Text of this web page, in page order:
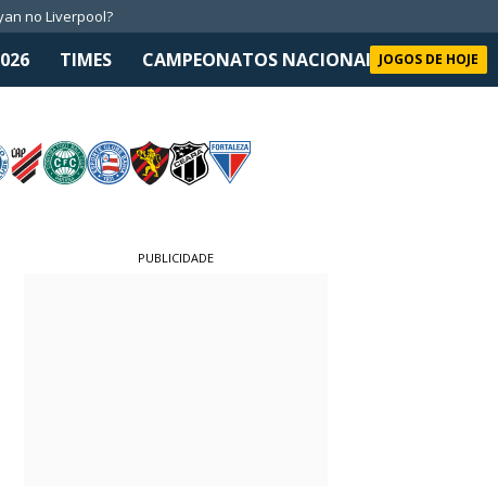
no Liverpool?
TIMES CAMPEONATOS NACIONAIS SELEÇÃO
JOGOS DE HOJE
PUBLICIDADE